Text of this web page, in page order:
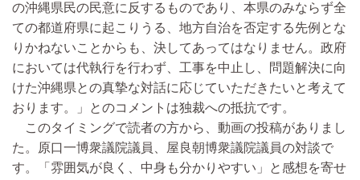
の沖縄県民の民意に反するものであり、本県のみならず全
ての都道府県に起こりうる、地方自治を否定する先例とな
りかねないことからも、決してあってはなりません。政府
においては代執行を行わず、工事を中止し、問題解決に向
けた沖縄県との真摯な対話に応じていただきたいと考えて
おります。」とのコメントは独裁への抵抗です。
このタイミングで読者の方から、動画の投稿がありまし
た。原口一博衆議院議員、屋良朝博衆議院議員の対談で
す。「雰囲気が良く、中身も分かりやすい」と感想を寄せ